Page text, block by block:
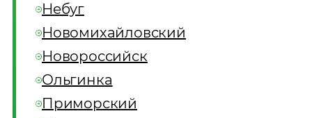
Небуг
Новомихайловский
Новороссийск
Ольгинка
Приморский